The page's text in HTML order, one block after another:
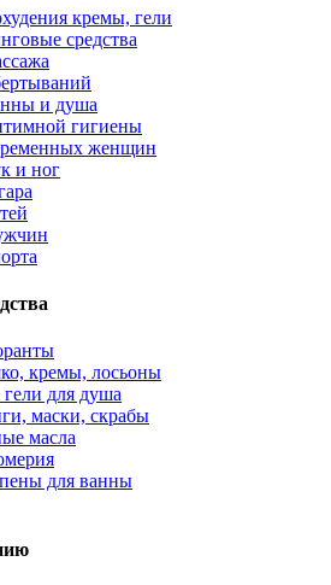
кремы, гели
средства
и душа
гигиены
женщин
и ног
кремы, лосьоны
для душа
маски, скрабы
масла
для ванны